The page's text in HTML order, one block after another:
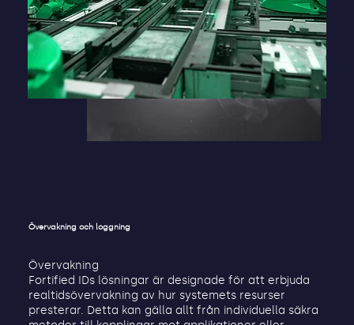
Övervakning
Fortified IDs lösningar är designade för att erbjuda
realtidsövervakning av hur systemets resurser
presterar. Detta kan gälla allt från individuella säkra
Övervakning och loggning